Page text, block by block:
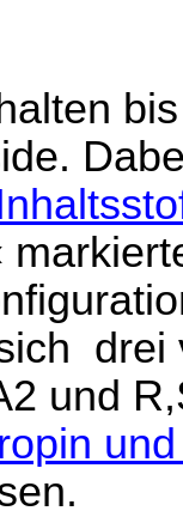
drei
und